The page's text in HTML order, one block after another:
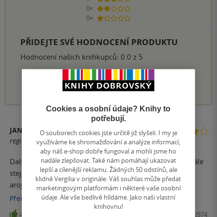
0×
2 hvězdičky
0×
1 hvezdička
PŘIDEJTE SVÉ HODNOCENÍ PRODUKTU
Hodnocení našich knihkupců: 0.0 z 5
1 2 3 4 5
JANA ŠIMEČKOVÁ
registrovaný uživatel
Další díl ze série s kapitánem Davidem, který zůstává stále
stejným buranem, jako v prvním díle. Jeho přehlížení a
arogance, s jakou přistupuje ke svému poměrně
talentovanému kolegovi, je do nebe volající (a pak se
nestydí využívat jeho rodinné vazby pro osobní účely).
Přečíst více
4 Kniha, Metafora, 2024, 9788076252974
Cookies a osobní údaje? Knihy to
potřebují.
O souborech cookies jste určitě již slyšeli. I my je
využíváme ke shromažďování a analýze informací,
aby náš e-shop dobře fungoval a mohli jsme ho
nadále zlepšovat. Také nám pomáhají ukazovat
lepší a cílenější reklamu. Žádných 50 odstínů, ale
klidně Vergilia v originále. Váš souhlas může předat
marketingovým platformám i některé vaše osobní
údaje. Ale vše bedlivě hlídáme. Jako naši vlastní
knihovnu!